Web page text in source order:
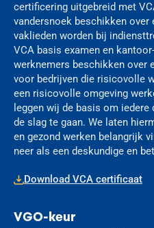
certificering uitgebreid met
vandersnoek beschikken over
vaklieden worden bij
VCA basis examen en
werknemers beschikken over
voor bedrijven die risicovolle
een risicovolle omgeving
leggen wij de basis om
de slag te gaan. We laten
en gezond werken belangrijk
neer als een deskundige en
Download VCA certificaat
VGO-keur